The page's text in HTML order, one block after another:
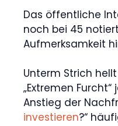
Das öffentliche
noch bei 45
Aufmerksamkeit
Unterm Strich
„Extremen
Anstieg der
investieren?“